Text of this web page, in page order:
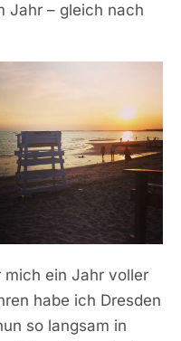
Jahr – gleich nach
mich ein Jahr voller
habe ich Dresden
so langsam in